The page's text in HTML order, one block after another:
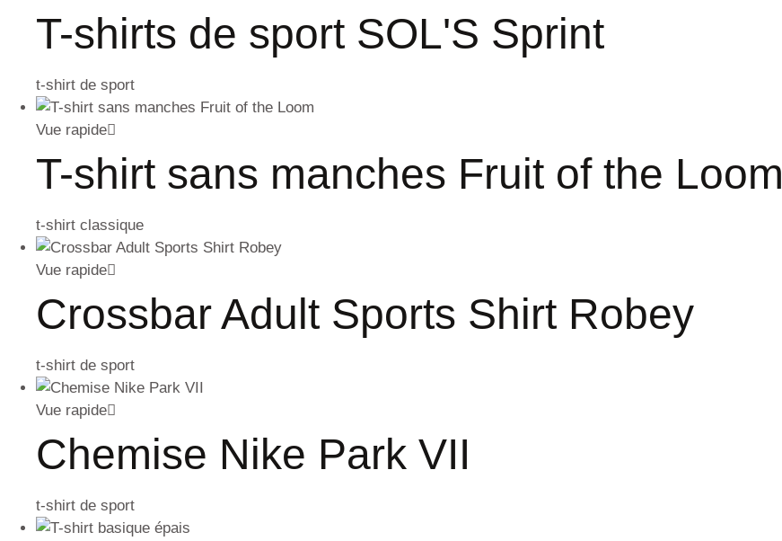
T-shirts de sport SOL'S Sprint
t-shirt de sport
Vue rapide
T-shirt sans manches Fruit of the Loom
t-shirt classique
Vue rapide
Crossbar Adult Sports Shirt Robey
t-shirt de sport
Vue rapide
Chemise Nike Park VII
t-shirt de sport